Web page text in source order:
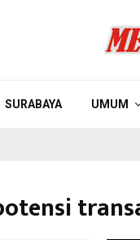
SURABAYA UMUM